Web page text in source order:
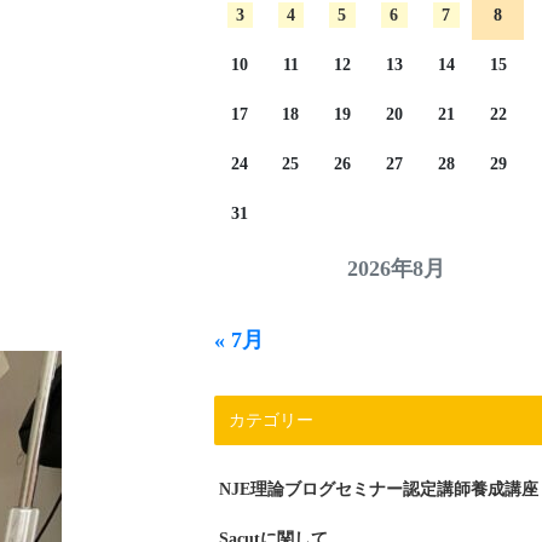
2026年8月
3 4 5 6 7 8
10 11 12 13 14 15
17 18 19 20 21 22
24 25 26 27 28 29
31
« 7月
カテゴリー
NJE理論ブログセミナー認定講師養成講座